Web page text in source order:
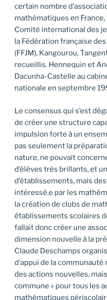
certain nombre
mathématiques en
Comité international des
la Fédération française
(FFJM), Kangourou,
recueillis. Hennequin et
Dacunha-Castelle au
nationale en septembre
Le consensus qui s’est
de créer une structure
impulsion forte à un
pas seulement la
nature, ne pouvait
d’élèves très brillants, et
d’établissements, mais
intéressé.e par les
la création de clubs de
établissements scolaires
fallait donc créer une
dimension nouvelle à la
Claude Deschamps
d’appui de la
des actions nouvelles,
commune » pour tous les
mathématiques